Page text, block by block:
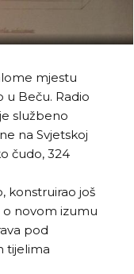
mjestu
u Beču. Radio
službeno
na Svjetskoj
čudo, 324
konstruirao još
o novom izumu
pod
tijelima